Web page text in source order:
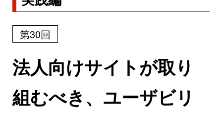
第30回
法人向けサイトが取り
組むべき、ユーザビリ